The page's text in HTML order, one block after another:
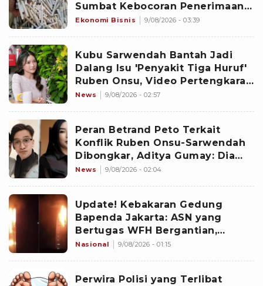
Sumbat Kebocoran Penerimaan
Negara
Ekonomi Bisnis 9/08/2026 - 03:39
Kubu Sarwendah Bantah Jadi
Dalang Isu 'Penyakit Tiga Huruf'
Ruben Onsu, Video Pertengkaran
Ikut Disorot
News 9/08/2026 - 02:57
Peran Betrand Peto Terkait
Konflik Ruben Onsu-Sarwendah
Dibongkar, Aditya Gumay: Dia
Pemegang Kartu
News 9/08/2026 - 02:04
Update! Kebakaran Gedung
Bapenda Jakarta: ASN yang
Bertugas WFH Bergantian,
Pramono Pastikan Layanan Tetap
Nasional 9/08/2026 - 01:15
Perwira Polisi yang Terlibat